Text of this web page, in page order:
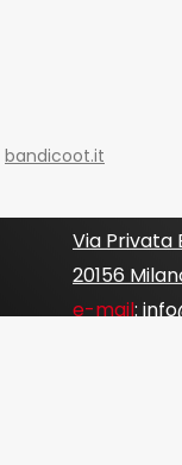
bandicoot.it
Via Privata
20156
e-mail: